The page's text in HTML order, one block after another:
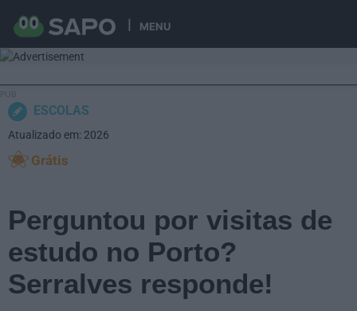
MENU
ESCOLAS
Grátis
Perguntou por visitas de
estudo no Porto?
Serralves responde!
Atualizado em: 2026